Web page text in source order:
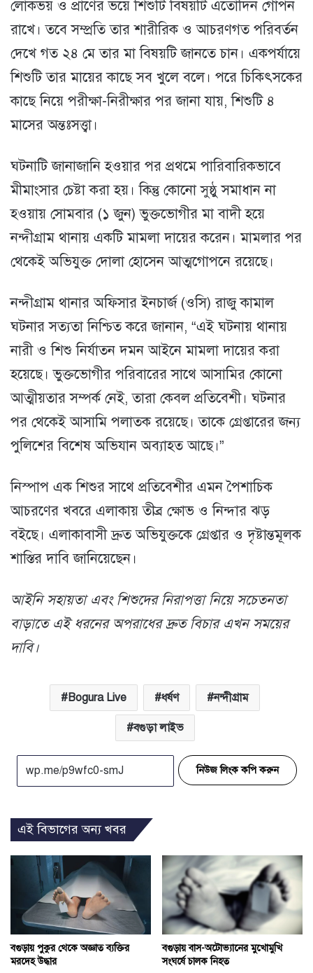
লোকভয় ও প্রাণের ভয়ে শিশুটি বিষয়টি এতোদিন গোপন
রাখে। তবে সম্প্রতি তার শারীরিক ও আচরণগত পরিবর্তন
দেখে গত ২৪ মে তার মা বিষয়টি জানতে চান। একপর্যায়ে
শিশুটি তার মায়ের কাছে সব খুলে বলে। পরে চিকিৎসকের
কাছে নিয়ে পরীক্ষা-নিরীক্ষার পর জানা যায়, শিশুটি ৪
মাসের অন্তঃসত্ত্বা।
ঘটনাটি জানাজানি হওয়ার পর প্রথমে পারিবারিকভাবে
মীমাংসার চেষ্টা করা হয়। কিন্তু কোনো সুষ্ঠু সমাধান না
হওয়ায় সোমবার (১ জুন) ভুক্তভোগীর মা বাদী হয়ে
নন্দীগ্রাম থানায় একটি মামলা দায়ের করেন। মামলার পর
থেকেই অভিযুক্ত দোলা হোসেন আত্মগোপনে রয়েছে।
নন্দীগ্রাম থানার অফিসার ইনচার্জ (ওসি) রাজু কামাল
ঘটনার সত্যতা নিশ্চিত করে জানান, “এই ঘটনায় থানায়
নারী ও শিশু নির্যাতন দমন আইনে মামলা দায়ের করা
হয়েছে। ভুক্তভোগীর পরিবারের সাথে আসামির কোনো
আত্মীয়তার সম্পর্ক নেই, তারা কেবল প্রতিবেশী। ঘটনার
পর থেকেই আসামি পলাতক রয়েছে। তাকে গ্রেপ্তারের জন্য
পুলিশের বিশেষ অভিযান অব্যাহত আছে।”
নিস্পাপ এক শিশুর সাথে প্রতিবেশীর এমন পৈশাচিক
আচরণের খবরে এলাকায় তীব্র ক্ষোভ ও নিন্দার ঝড়
বইছে। এলাকাবাসী দ্রুত অভিযুক্তকে গ্রেপ্তার ও দৃষ্টান্তমূলক
শাস্তির দাবি জানিয়েছেন।
আইনি সহায়তা এবং শিশুদের নিরাপত্তা নিয়ে সচেতনতা
বাড়াতে এই ধরনের অপরাধের দ্রুত বিচার এখন সময়ের
দাবি।
Bogura Live ধর্ষণ নন্দীগ্রাম
বগুড়া লাইভ
নিউজ লিংক কপি করুন
এই বিভাগের অন্য খবর
বগুড়ায় পুকুর থেকে অজ্ঞাত ব্যক্তির
মরদেহ উদ্ধার
বগুড়ায় বাস-অটোভ্যানের মুখোমুখি
সংঘর্ষে চালক নিহত